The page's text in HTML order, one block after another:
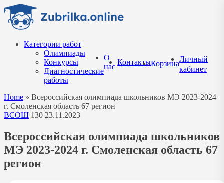
Перейти
содержанию
Категории работ
Олимпиады
Конкурсы
Диагностические
работы
О
нас
КонтактыКорзина
Личный
кабинет
Home » Всероссийская олимпиада школьников МЭ 2023-2024
г. Смоленская область 67 регион
ВСОШ 130 23.11.2023
Всероссийская олимпиада школьников
МЭ 2023-2024 г. Смоленская область 67
регион